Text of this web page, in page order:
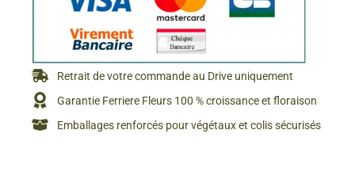
Retrait de votre commande au Drive uniquement
Garantie Ferriere Fleurs 100 % croissance et floraison
Emballages renforcés pour végétaux et colis sécurisés